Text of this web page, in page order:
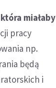
miałaby
pracy
np.
będą
i